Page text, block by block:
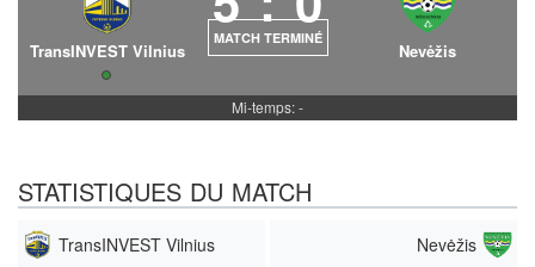
TransINVEST Vilnius
MATCH TERMINÉ
Nevėžis
Mi-temps: -
STATISTIQUES DU MATCH
TransINVEST Vilnius Nevėžis